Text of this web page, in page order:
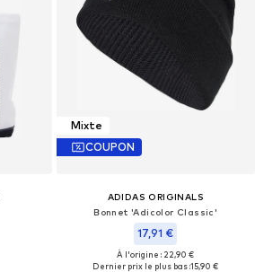
Mixte
COUPON
ADIDAS ORIGINALS
Bonnet 'Adicolor Classic'
17,91 €
À l'origine : 22,90 €
Dernier prix le plus bas :15,90 €